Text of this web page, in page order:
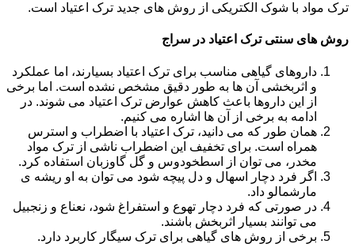
ترک مواد با شوک الکتریکی از روش های جدید ترک اعتیاد است.
روش های سنتی ترک اعتیاد در سراج
داروهای گیاهی مناسب برای ترک اعتیاد بسیارند، اما عملکرد
و اثربخشی آن ها به طور دقیق مشخص نشده است. اما برخی
از این داروها باعث کاهش عوارض ترک اعتیاد می شوند. در
ادامه به برخی از آن ها اشاره می کنیم.
همان طور که می دانید، ترک اعتیاد با اضطراب و استرس
همراه است. برای تخفیف این اضطراب ناشی از ترک مواد
مخدر، می توان از اسطخودوس و گل گاوزبان استفاده کرد.
اگر فرد دچار اسهال و دل پیچه شود می توان به او ریشه ی
مارشمالو داد.
در صورتی که فرد دچار تهوع و استفراغ شود، نعناع و زنجبیل
می توانند بسیار اثربخش باشند.
برخی از روش های گیاهی برای ترک سیگار کاربرد دارد.